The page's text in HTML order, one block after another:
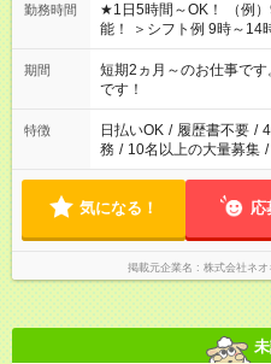
勤務時間
★1日5時間～OK！ （例
能！ ＞シフト例 9時～14
のご都合に合わせて勤務
でお休みや時間の調整が
い。
期間
短期2ヵ月～のお仕事で
です！
特徴 日払いOK / 履歴書不要 /
務 / 10名以上の大量募集 /
気になる！ 応
掲載元企業名 株式会社ネ